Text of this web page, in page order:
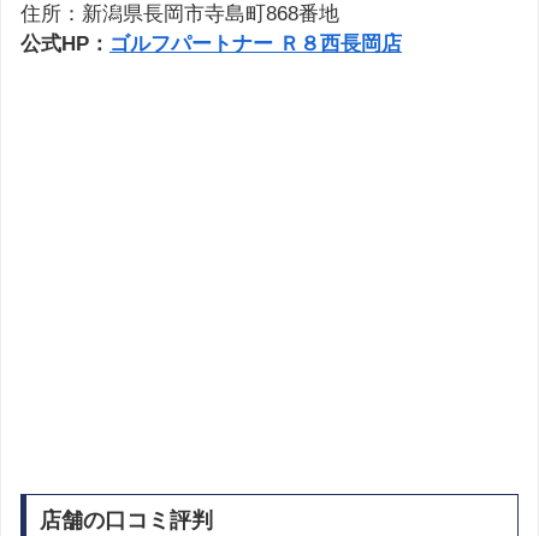
住所：新潟県長岡市寺島町868番地
公式HP： ゴルフパートナー Ｒ８西長岡店
店舗の口コミ評判